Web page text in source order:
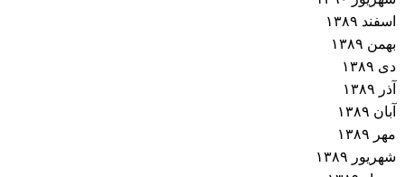
اسفند ۱۳۸۹
بهمن ۱۳۸۹
دی ۱۳۸۹
آذر ۱۳۸۹
آبان ۱۳۸۹
مهر ۱۳۸۹
شهریور ۱۳۸۹